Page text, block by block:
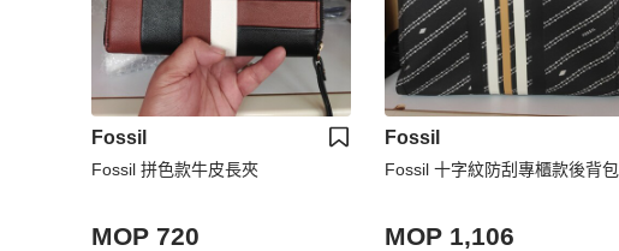
Fossil
Fossil 拼色款牛皮長夾
MOP 720
Fossil
Fossil 十字紋防刮專櫃款後背包
MOP 1,106